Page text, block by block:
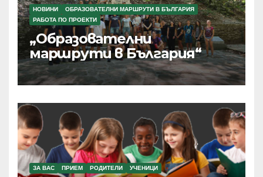
НОВИНИ
ОБРАЗОВАТЕЛНИ МАРШРУТИ В БЪЛГАРИЯ
РАБОТА ПО ПРОЕКТИ
„Образователни
маршрути в България“
ЗА ВАС ПРИЕМ РОДИТЕЛИ УЧЕНИЦИ